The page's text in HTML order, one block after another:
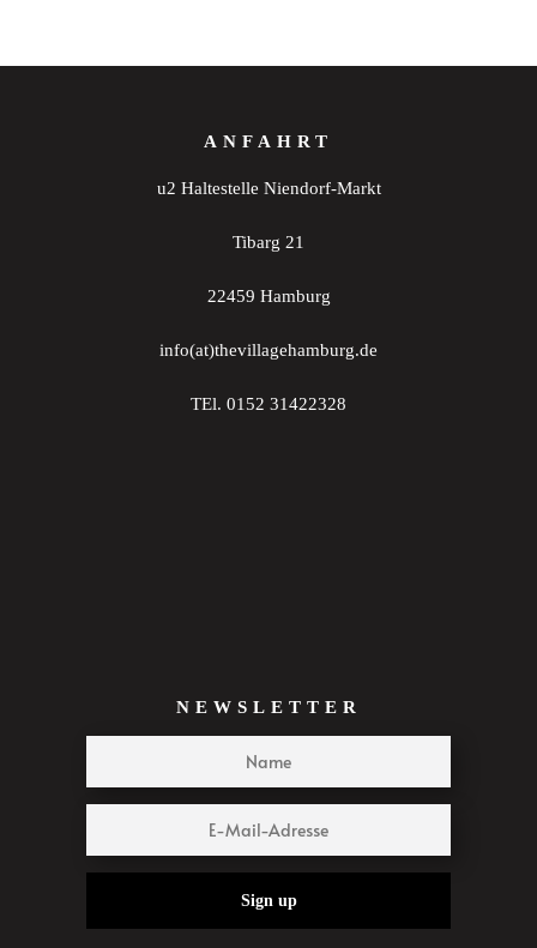
ANFAHRT
u2 Haltestelle Niendorf-Markt
Tibarg 21
22459 Hamburg
info(at)thevillagehamburg.de
TEl. 0152 31422328
NEWSLETTER
Sign up